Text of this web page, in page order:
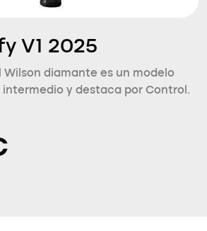
V1 2025
Wilson diamante es un modelo
intermedio y destaca por Control.